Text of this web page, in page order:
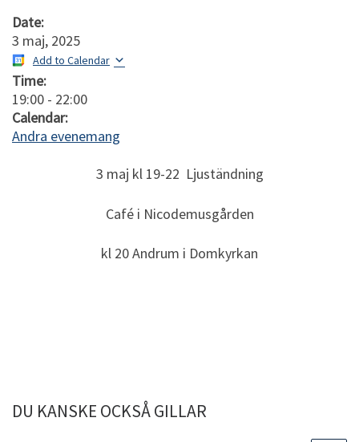
Date:
3 maj, 2025
Add to Calendar
Time:
19:00 - 22:00
Calendar:
Andra evenemang
3 maj kl 19-22 Ljuständning
Café i Nicodemusgården
kl 20 Andrum i Domkyrkan
DU KANSKE OCKSÅ GILLAR